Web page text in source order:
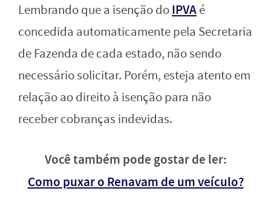
Lembrando que a isenção doIPVAé
concedida automaticamente pela Secretaria
de Fazenda de cada estado, não sendo
necessário solicitar. Porém, esteja atento em
relação ao direito à isenção para não
receber cobranças indevidas.
Você também pode gostar de ler:
Como puxar o Renavam de um veículo?